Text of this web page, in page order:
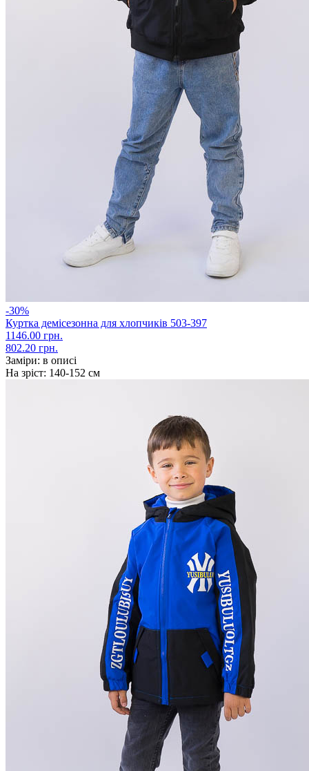
-30%
Куртка демісезонна для хлопчиків 503-397
1146.00 грн.
802.20 грн.
Заміри: в описі
На зріст: 140-152 см